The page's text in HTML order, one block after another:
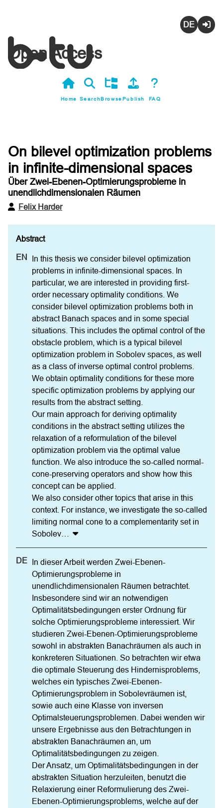
Open Access
Home SearchBrowsePublish FAQ
On bilevel optimization problems
in infinite-dimensional spaces
Über Zwei-Ebenen-Optimierungsprobleme in
unendlichdimensionalen Räumen
Felix Harder
In this thesis we consider bilevel optimization
problems in infinite-dimensional spaces. In
particular, we are interested in providing first-
order necessary optimality conditions. We
consider bilevel optimization problems both in
abstract Banach spaces and in some special
situations. This includes the optimal control of the
obstacle problem, which is a typical bilevel
optimization problem in Sobolev spaces, as well
as a class of inverse optimal control problems.
We obtain optimality conditions for these more
specific optimization problems by applying our
results from the abstract setting.
Our main approach for deriving optimality
conditions in the abstract setting utilizes the
relaxation of a reformulation of the bilevel
optimization problem via the optimal value
function. We also introduce the so-called normal-
cone-preserving operators and show how this
concept can be applied.
We also consider other topics that arise in this
context. For instance, we investigate the so-called
limiting normal cone to a complementarity set in
Sobolev
In dieser Arbeit werden Zwei-Ebenen-
Optimierungsprobleme in
unendlichdimensionalen Räumen betrachtet.
Insbesondere sind wir an notwendigen
Optimalitätsbedingungen erster Ordnung für
solche Optimierungsprobleme interessiert. Wir
studieren Zwei-Ebenen-Optimierungsprobleme
sowohl in abstrakten Banachräumen als auch in
konkreteren Situationen. So betrachten wir etwa
die optimale Steuerung des Hindernisproblems,
welches ein typisches Zwei-Ebenen-
Optimierungsproblem in Sobolevräumen ist,
sowie auch eine Klasse von inversen
Optimalsteuerungsproblemen. Dabei wenden wir
unsere Ergebnisse aus den Betrachtungen in
abstrakten Banachräumen an, um
Optimalitätsbedingungen zu zeigen.
Der Ansatz, um Optimalitätsbedingungen in der
abstrakten Situation herzuleiten, benutzt die
Relaxierung einer Reformulierung des Zwei-
Ebenen-Optimierungsproblems, welche auf der